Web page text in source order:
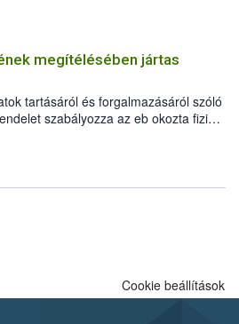
megítélésében jártas
tartásáról és forgalmazásáról szóló
szabályozza az eb okozta fizikai
keletkezésekor felmerülő
a veszélyes eb tartását és annak
megítélésében jártas szakértőt.
Cookie beállítások